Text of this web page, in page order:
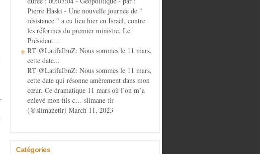
Pierre Haski - Une nouvelle journée de "
résistance " a eu lieu hier en Israël, contre
les réformes du premier ministre. Le
Président...
RT @LatifaIbnZ: Nous sommes le 11 mars,
cette date...
RT @LatifaIbnZ: Nous sommes le 11 mars,
cette date qui résonne amèrement dans mon
cœur. Ce dramatique 11 mars où l’on m’a
enlevé mon fils c… slimane tir
(@slimanetir) March 11, 2023
Catégories